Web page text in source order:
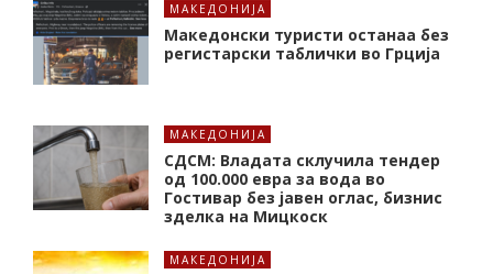
МАКЕДОНИЈА
Македонски туристи останаа без
регистарски таблички во Грција
МАКЕДОНИЈА
СДСМ: Владата склучила тендер
од 100.000 евра за вода во
Гостивар без јавен оглас, бизнис
зделка на Мицкоск
МАКЕДОНИЈА